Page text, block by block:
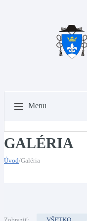
Menu
GALÉRIA
Úvod/Galéria